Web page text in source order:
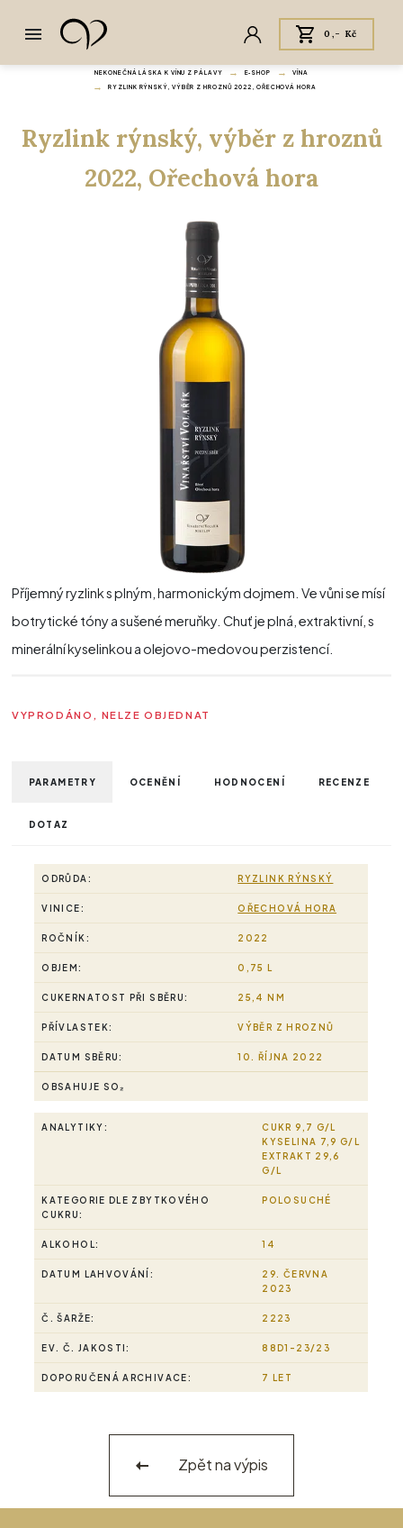
0,- Kč
NEKONEČNÁ LÁSKA K VÍNU Z PÁLAVY E‑SHOP VÍNA
RYZLINK RÝNSKÝ, VÝBĚR Z HROZNŮ 2022, OŘECHOVÁ HORA
Ryzlink rýnský, výběr z hroznů
2022, Ořechová hora
Příjemný ryzlink s plným, harmonickým dojmem. Ve vůni se mísí
botrytické tóny a sušené meruňky. Chuť je plná, extraktivní, s
minerální kyselinkou a olejovo-medovou perzistencí.
VYPRODÁNO, NELZE OBJEDNAT
PARAMETRY OCENĚNÍ HODNOCENÍ RECENZE
DOTAZ
ODRŮDA: RYZLINK RÝNSKÝ
VINICE: OŘECHOVÁ HORA
ROČNÍK: 2022
OBJEM: 0,75 L
CUKERNATOST PŘI SBĚRU: 25,4 NM
PŘÍVLASTEK: VÝBĚR Z HROZNŮ
DATUM SBĚRU: 10. ŘÍJNA 2022
OBSAHUJE SO₂
ANALYTIKY:
CUKR 9,7 G/L
KYSELINA 7,9 G/L
EXTRAKT 29,6
G/L
KATEGORIE DLE ZBYTKOVÉHO
CUKRU:
POLOSUCHÉ
ALKOHOL: 14
DATUM LAHVOVÁNÍ:
29. ČERVNA
2023
Č. ŠARŽE: 2223
EV. Č. JAKOSTI: 88D1-23/23
DOPORUČENÁ ARCHIVACE: 7 LET
Zpět na výpis